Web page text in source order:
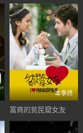
本季终
富商的贫民窟女友